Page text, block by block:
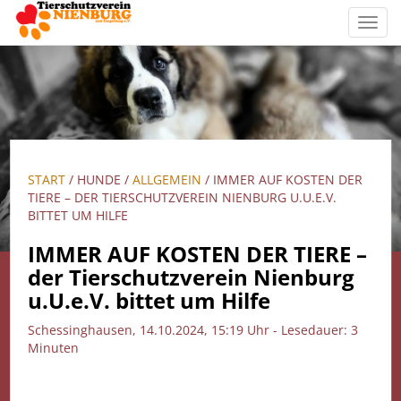
START / HUNDE /ALLGEMEIN / IMMER AUF KOSTEN DER
TIERE – DER TIERSCHUTZVEREIN NIENBURG U.U.E.V.
BITTET UM HILFE
IMMER AUF KOSTEN DER TIERE –
der Tierschutzverein Nienburg
u.U.e.V. bittet um Hilfe
Schessinghausen, 14.10.2024, 15:19 Uhr - Lesedauer: 3
Minuten